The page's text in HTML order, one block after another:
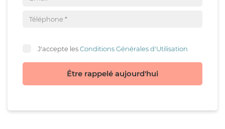
J'accepte lesConditions Générales d'Utilisation
Être rappelé aujourd'hui